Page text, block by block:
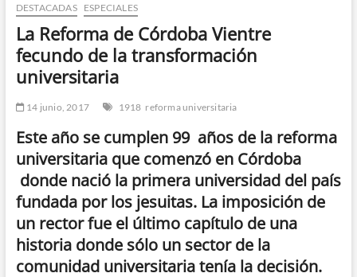
DESTACADAS ESPECIALES
La Reforma de Córdoba Vientre
fecundo de la transformación
universitaria
14 junio, 2017 1918 reforma universitaria
Este año se cumplen 99 años de la reforma
universitaria que comenzó en Córdoba
donde nació la primera universidad del país
fundada por los jesuitas. La imposición de
un rector fue el último capítulo de una
historia donde sólo un sector de la
comunidad universitaria tenía la decisión.